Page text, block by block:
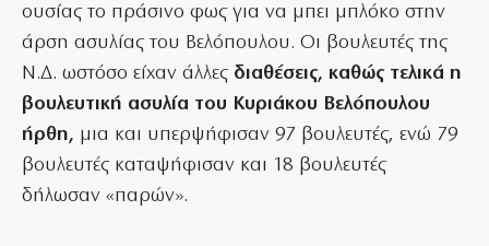
ουσίας το πράσινο φως για να μπει μπλόκο στην
άρση ασυλίας του Βελόπουλου. Οι βουλευτές της
Ν.Δ. ωστόσο είχαν άλλεςδιαθέσεις, καθώς τελικά η
βουλευτική ασυλία του Κυριάκου Βελόπουλου
ήρθη, μια και υπερψήφισαν 97 βουλευτές, ενώ 79
βουλευτές καταψήφισαν και 18 βουλευτές
δήλωσαν «παρών».